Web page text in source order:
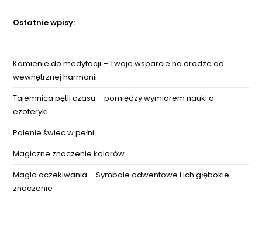
Ostatnie wpisy:
Kamienie do medytacji – Twoje wsparcie na drodze do
wewnętrznej harmonii
Tajemnica pętli czasu – pomiędzy wymiarem nauki a
ezoteryki
Palenie świec w pełni
Magiczne znaczenie kolorów
Magia oczekiwania – Symbole adwentowe i ich głębokie
znaczenie